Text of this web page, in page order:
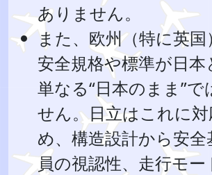
ありません。
また、欧州（特に英
安全規格や標準が日本
単なる“日本のまま”で
せん。日立はこれに
め、構造設計から安全
員の視認性、走行モ